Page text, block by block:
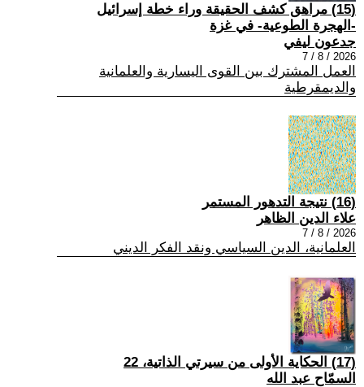
(15) مراهق كشف الحقيقة وراء خطة إسرائيل
-الهجرة الطوعية- في غزة
جدعون ليفي
2026 / 8 / 7
العمل المشترك بين القوى اليسارية والعلمانية
والديمقرطية
(16) نتيجة التدهور المستمر
علاء الدين الظاهر
2026 / 8 / 7
العلمانية، الدين السياسي ونقد الفكر الديني
(17) الحكاية الأولى من سيرتي الذاتية، 22
السمّاح عبد الله